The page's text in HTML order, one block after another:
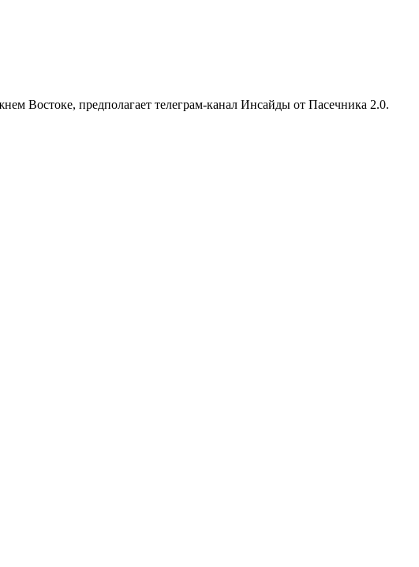
Востоке, предполагает телеграм-канал Инсайды от Пасечника 2.0.